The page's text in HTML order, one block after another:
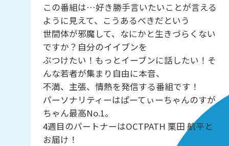
この番組は…好き勝手言いたいことが言える
ように見えて、こうあるべきだという
世間体が邪魔して、なにかと生きづらくない
ですか？自分のイイブンを
ぶつけたい！もっとイーブンに話したい！そ
んな若者が集まり自由に本音、
不満、主張、情熱を発信する番組です！
パーソナリティーはぱーてぃーちゃんのすが
ちゃん最高No.1。
4週目のパートナーはOCTPATH 栗田 航平と
お届け！